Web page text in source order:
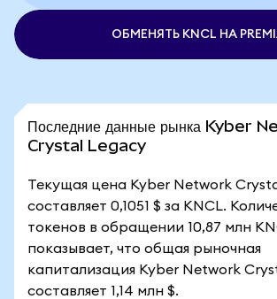
ОБМЕНЯТЬ KNCL НА
Последние данные рынка Kyber
Crystal Legacy
Текущая цена Kyber Network
составляет 0,1051 $ за KNCL.
токенов в обращении 10,87 млн
показывает, что общая рыночная
капитализация Kyber Network
составляет 1,14 млн $.